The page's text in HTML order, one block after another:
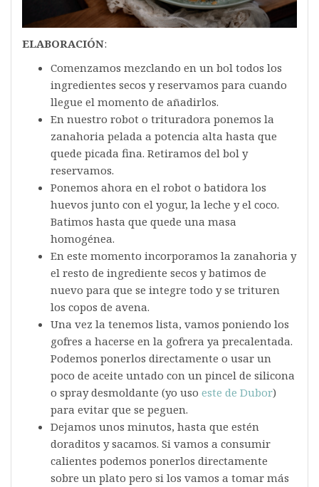
ELABORACIÓN:
Comenzamos mezclando en un bol todos los
ingredientes secos y reservamos para cuando
llegue el momento de añadirlos.
En nuestro robot o trituradora ponemos la
zanahoria pelada a potencia alta hasta que
quede picada fina. Retiramos del bol y
reservamos.
Ponemos ahora en el robot o batidora los
huevos junto con el yogur, la leche y el coco.
Batimos hasta que quede una masa
homogénea.
En este momento incorporamos la zanahoria y
el resto de ingrediente secos y batimos de
nuevo para que se integre todo y se trituren
los copos de avena.
Una vez la tenemos lista, vamos poniendo los
gofres a hacerse en la gofrera ya precalentada.
Podemos ponerlos directamente o usar un
poco de aceite untado con un pincel de silicona
o spray desmoldante (yo uso este de Dubor)
para evitar que se peguen.
Dejamos unos minutos, hasta que estén
doraditos y sacamos. Si vamos a consumir
calientes podemos ponerlos directamente
sobre un plato pero si los vamos a tomar más